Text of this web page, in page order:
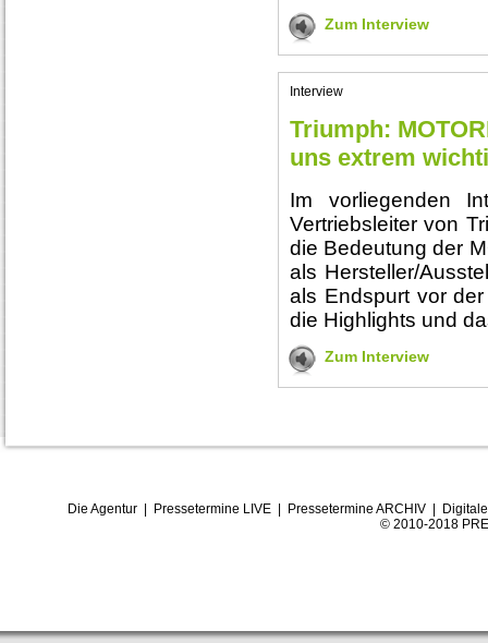
Zum Interview
Interview
Triumph:
uns extrem
Im vorliegenden
Vertriebsleiter von
die Bedeutung der
als Hersteller/
als Endspurt vor
die Highlights und
Zum Interview
Die Agentur| Pressetermine LIVE| Pressetermine ARCHIV|
© 2010-2018